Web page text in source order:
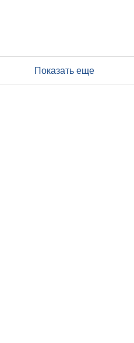
Показать еще